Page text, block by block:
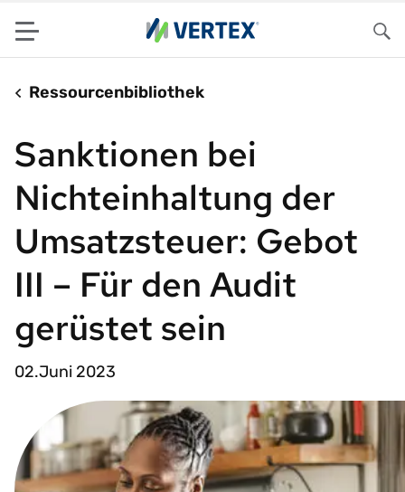
Menu
Ressourcenbibliothek
Sanktionen bei
Nichteinhaltung der
Umsatzsteuer: Gebot
III – Für den Audit
gerüstet sein
02.Juni 2023